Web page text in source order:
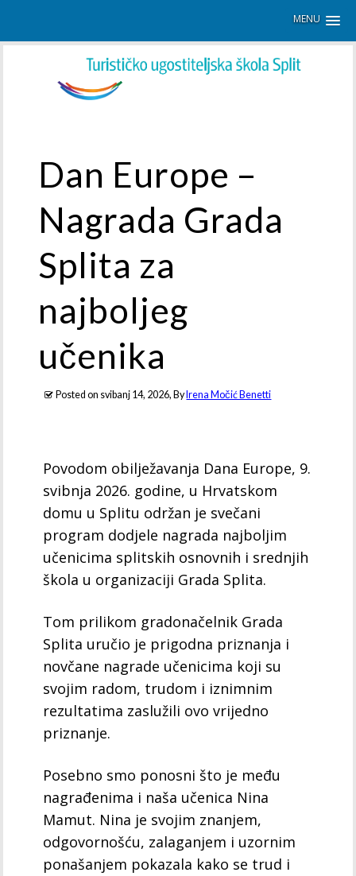
MENU
Dan Europe –
Nagrada Grada
Splita za
najboljeg
učenika
Posted on svibanj 14, 2026, By Irena Močić Benetti
Povodom obilježavanja Dana Europe, 9.
svibnja 2026. godine, u Hrvatskom
domu u Splitu održan je svečani
program dodjele nagrada najboljim
učenicima splitskih osnovnih i srednjih
škola u organizaciji Grada Splita.
Tom prilikom gradonačelnik Grada
Splita uručio je prigodna priznanja i
novčane nagrade učenicima koji su
svojim radom, trudom i iznimnim
rezultatima zaslužili ovo vrijedno
priznanje.
Posebno smo ponosni što je među
nagrađenima i naša učenica Nina
Mamut. Nina je svojim znanjem,
odgovornošću, zalaganjem i uzornim
ponašanjem pokazala kako se trud i